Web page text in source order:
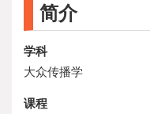
简介
学科
大众传播学
课程